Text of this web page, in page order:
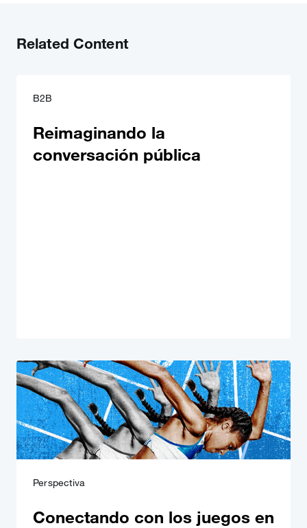
Related Content
B2B
Reimaginando la
conversación pública
Perspectiva
Conectando con los juegos en